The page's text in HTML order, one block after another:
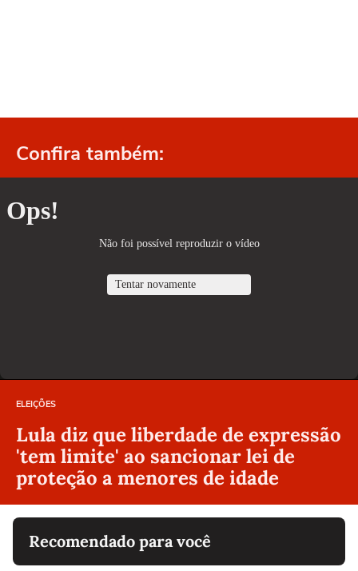
Confira também:
ELEIÇÕES
Lula diz que liberdade de expressão
'tem limite' ao sancionar lei de
proteção a menores de idade
Recomendado para você